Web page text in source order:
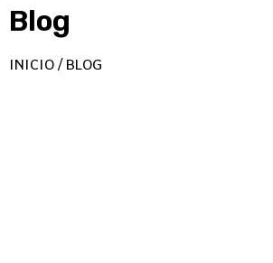
Blog
INICIO / BLOG